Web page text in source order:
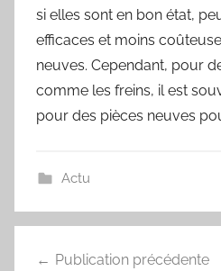
si elles sont en bon état,
efficaces et moins
neuves. Cependant, pour
comme les freins, il est
pour des pièces neuves
Actu
Publication précédente